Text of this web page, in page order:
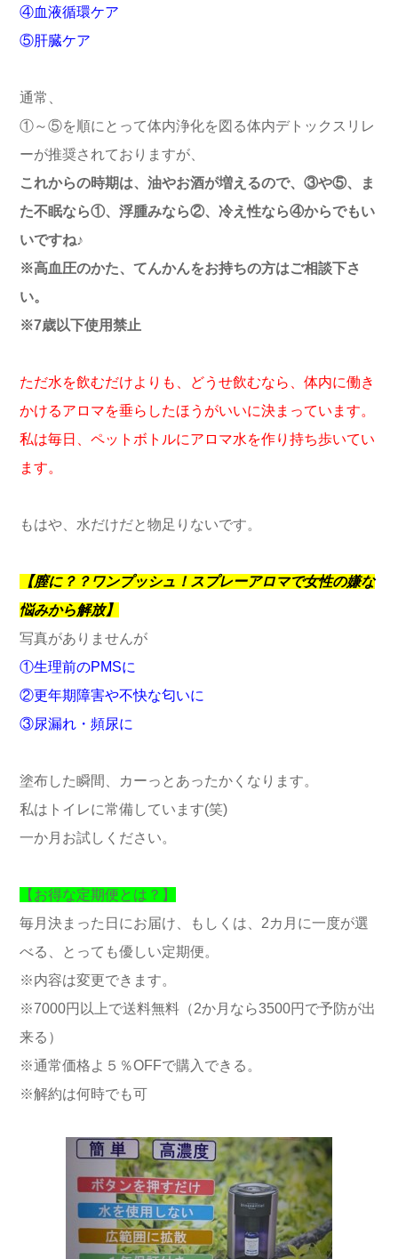
④血液循環ケア
⑤肝臓ケア
通常、
①～⑤を順にとって体内浄化を図る体内デトックスリレ
ーが推奨されておりますが、
これからの時期は、油やお酒が増えるので、③や⑤、ま
た不眠なら①、浮腫みなら②、冷え性なら④からでもい
いですね♪
※高血圧のかた、てんかんをお持ちの方はご相談下さ
い。
※7歳以下使用禁止
ただ水を飲むだけよりも、どうせ飲むなら、体内に働き
かけるアロマを垂らしたほうがいいに決まっています。
私は毎日、ペットボトルにアロマ水を作り持ち歩いてい
ます。
もはや、水だけだと物足りないです。
【膣に？？ワンプッシュ！スプレーアロマで女性の嫌な
悩みから解放】
写真がありませんが
①生理前のPMSに
②更年期障害や不快な匂いに
③尿漏れ・頻尿に
塗布した瞬間、カーっとあったかくなります。
私はトイレに常備しています(笑)
一か月お試しください。
【お得な定期便とは？】
毎月決まった日にお届け、もしくは、2カ月に一度が選
べる、とっても優しい定期便。
※内容は変更できます。
※7000円以上で送料無料（2か月なら3500円で予防が出
来る）
※通常価格よ５％OFFで購入できる。
※解約は何時でも可